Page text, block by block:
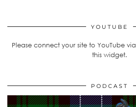
YOUTUBE
Please connect your site to YouTube via
this widget.
PODCAST